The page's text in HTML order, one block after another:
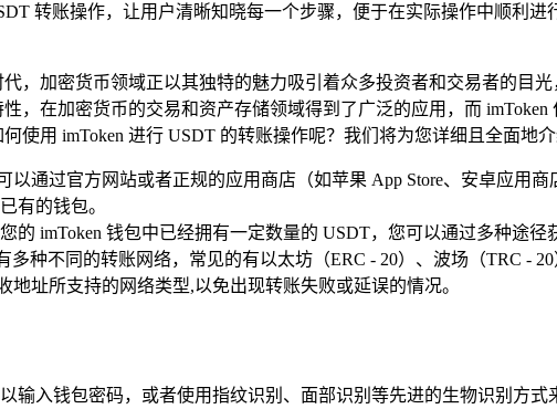
转账操作，让用户清晰知晓每一个步骤，便于在实际操作中顺利
，加密货币领域正以其独特的魅力吸引着众多投资者和交易者的目
，在加密货币的交易和资产存储领域得到了广泛的应用，而
使用 imToken 进行 USDT 的转账操作呢？我们将为您详细且全面地介
以通过官方网站或者正规的应用商店（如苹果 App Store、安卓应用
有的钱包。
的 imToken 钱包中已经拥有一定数量的 USDT，您可以通过多种途
多种不同的转账网络，常见的有以太坊（ERC - 20）、波场（TRC -
地址所支持的网络类型,以免出现转账失败或延误的情况。
输入钱包密码，或者使用指纹识别、面部识别等先进的生物识别方式